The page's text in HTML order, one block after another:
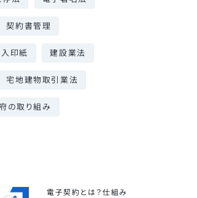
契約書管理
印紙 建設業法
宅地建物取引業法
の取り組み
電子契約とは？仕組み